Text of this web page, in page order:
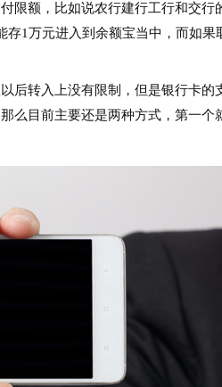
限额，比如说农行建行工行和交行
1万元进入到余额宝当中，而如果
后转入上没有限制，但是银行卡的
么目前主要还是两种方式，第一个